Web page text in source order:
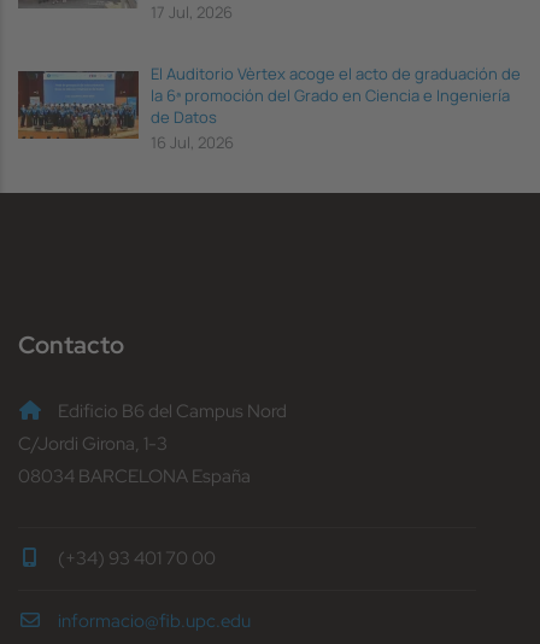
17 Jul, 2026
El Auditorio Vèrtex acoge el acto de graduación de
la 6ª promoción del Grado en Ciencia e Ingeniería
de Datos
16 Jul, 2026
Contacto
Edificio B6 del Campus Nord
C/Jordi Girona, 1-3
08034 BARCELONA España
(+34) 93 401 70 00
informacio@fib.upc.edu